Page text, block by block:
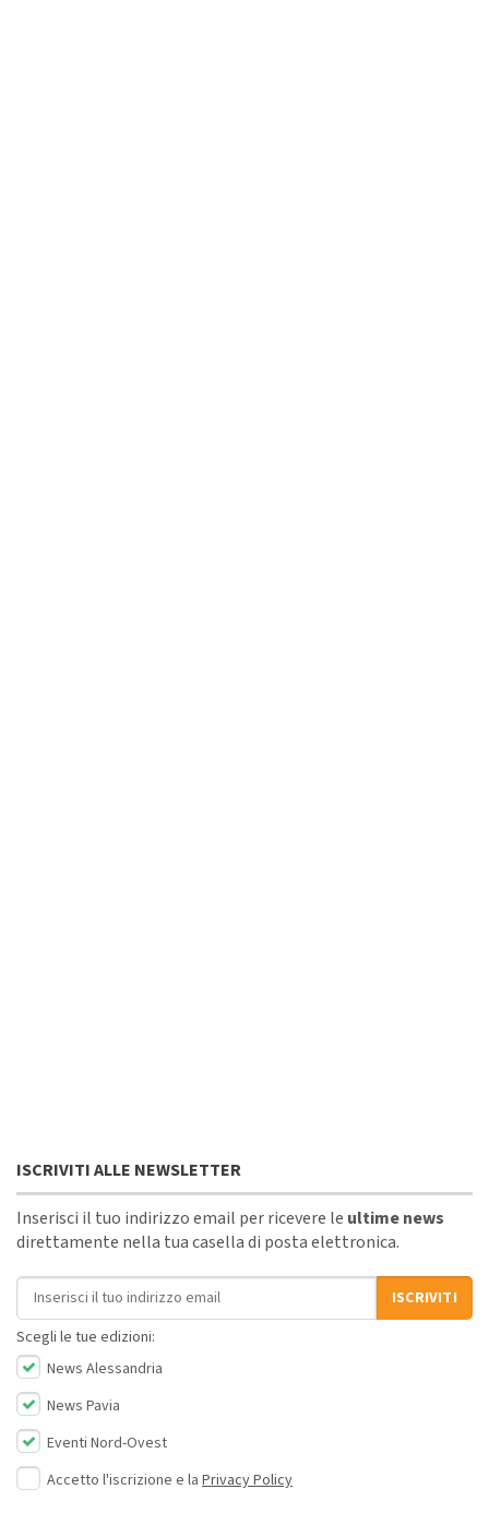
ISCRIVITI ALLE NEWSLETTER
Inserisci il tuo indirizzo email per ricevere le ultime news
direttamente nella tua casella di posta elettronica.
Indirizzo email
ISCRIVITI
Scegli le tue edizioni:
News Alessandria
News Pavia
Eventi Nord-Ovest
Accetto l'iscrizione e la Privacy Policy